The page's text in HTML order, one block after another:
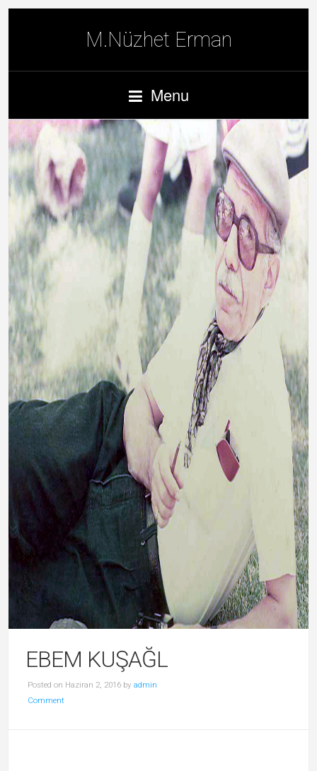
M.Nüzhet Erman
Menu
EBEM KUŞAĞL
Posted on Haziran 2, 2016 by admin
Comment